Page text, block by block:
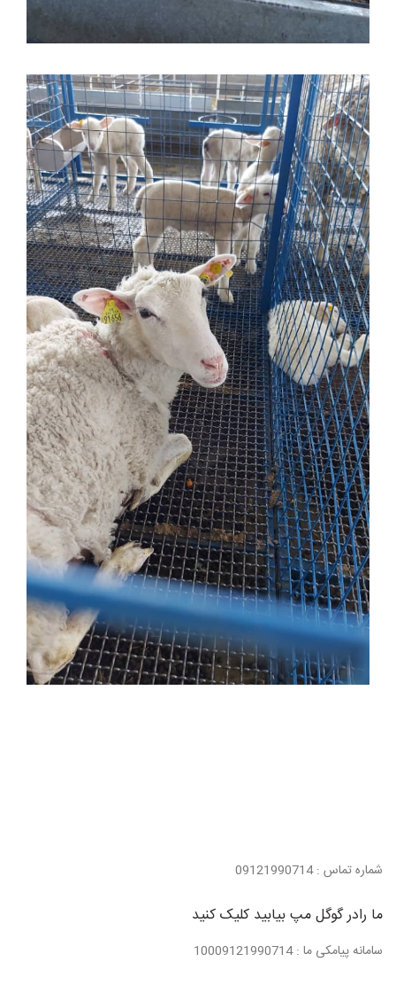
شماره تماس : 09121990714
ما رادر گوگل مپ بیابید کلیک کنید
سامانه پیامکی ما : 10009121990714